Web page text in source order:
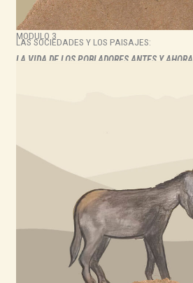
MODULO 3
LAS SOCIEDADES Y LOS PAISAJES:
LA VIDA DE LOS POBLADORES ANTES Y AHORA.